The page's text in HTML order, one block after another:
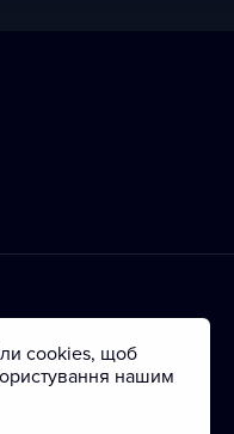
cookies, щоб
нашим